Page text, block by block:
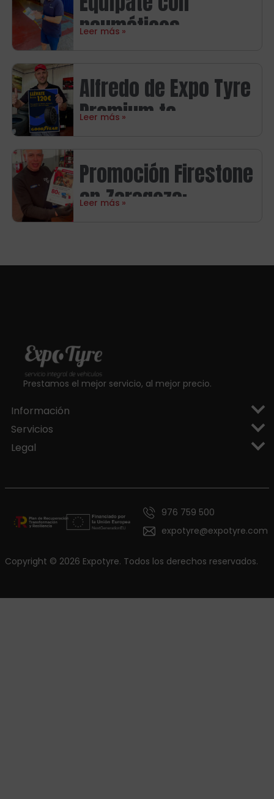
neumáticos
hasta 100€ en
carburante
Leer más
Alfredo de Expo Tyre
Premium te
promoción Goodyear
en Zaragoza con
hasta 120€ de
Leer más
Promoción Firestone
en Zaragoza:
Leer más
Prestamos el mejor servicio, al mejor precio.
Información
Servicios
Legal
976 759 500
expotyre@expotyre.com
Copyright © 2026 Expotyre. Todos los derechos reservados.